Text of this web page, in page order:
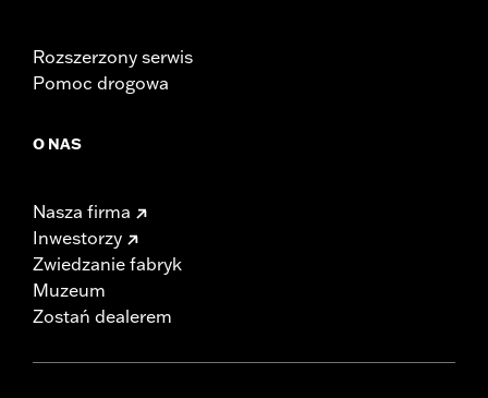
Rozszerzony serwis
Pomoc drogowa
O NAS
Nasza firma
Inwestorzy
Zwiedzanie fabryk
Muzeum
Zostań dealerem